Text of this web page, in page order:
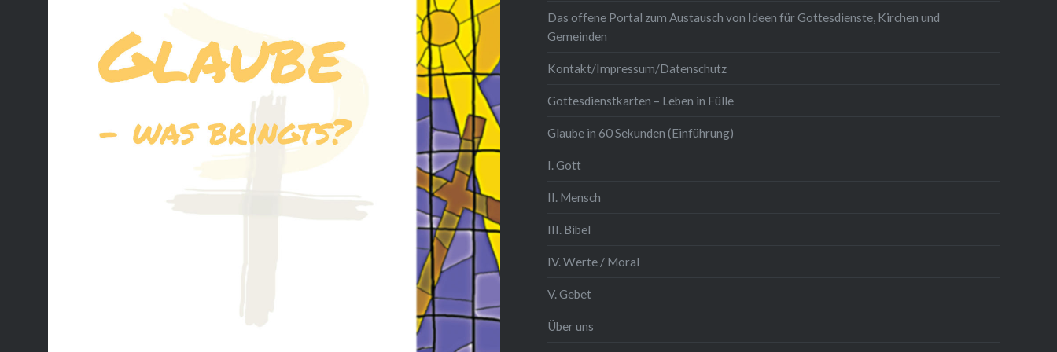
Das offene Portal zum Austausch von Ideen für Gottesdienste, Kirchen und
Gemeinden
Kontakt/Impressum/Datenschutz
Gottesdienstkarten – Leben in Fülle
Glaube in 60 Sekunden (Einführung)
I. Gott
II. Mensch
III. Bibel
IV. Werte / Moral
V. Gebet
Über uns